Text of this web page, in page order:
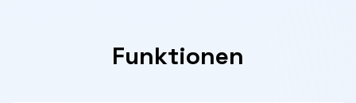
Funktionen